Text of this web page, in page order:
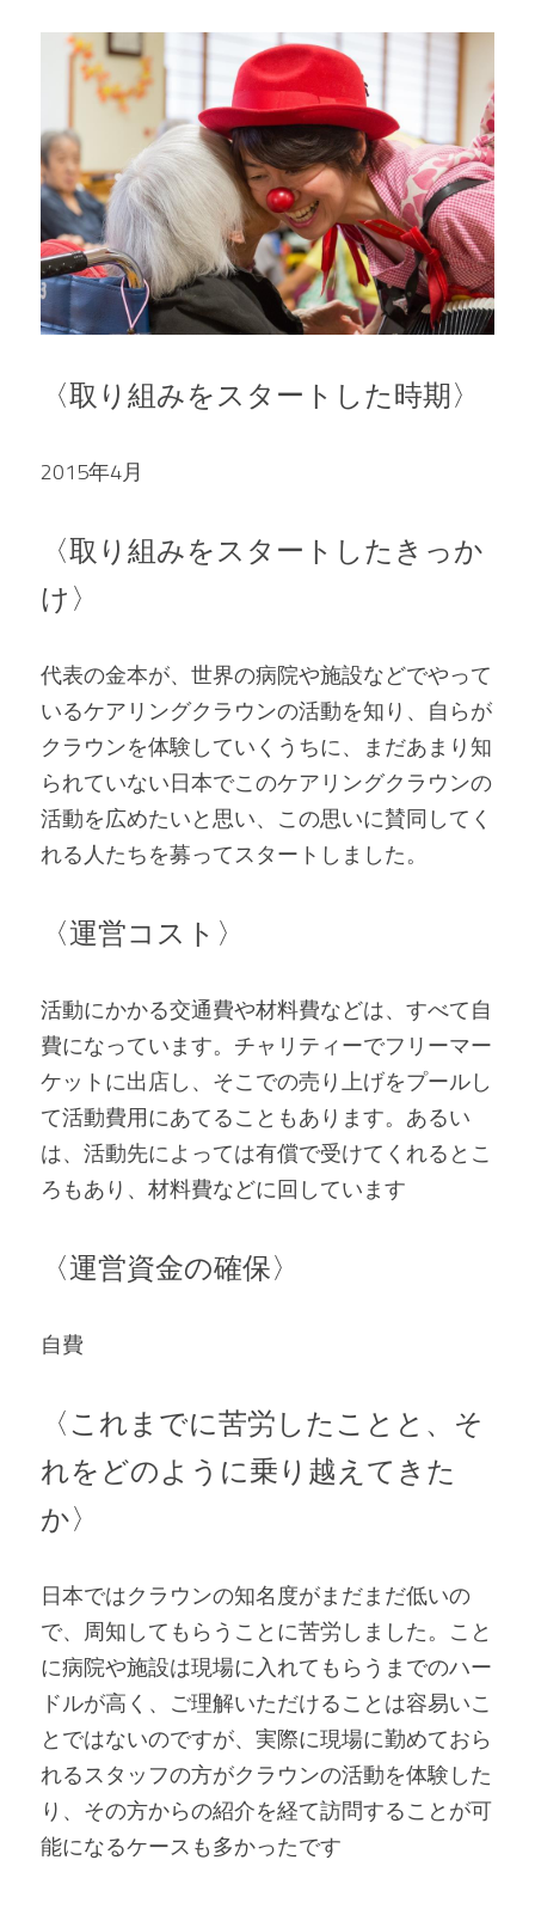
〈取り組みをスタートした時期〉
2015年4月
〈取り組みをスタートしたきっか
け〉
代表の金本が、世界の病院や施設などでやって
いるケアリングクラウンの活動を知り、自らが
クラウンを体験していくうちに、まだあまり知
られていない日本でこのケアリングクラウンの
活動を広めたいと思い、この思いに賛同してく
れる人たちを募ってスタートしました。
〈運営コスト〉
活動にかかる交通費や材料費などは、すべて自
費になっています。チャリティーでフリーマー
ケットに出店し、そこでの売り上げをプールし
て活動費用にあてることもあります。あるい
は、活動先によっては有償で受けてくれるとこ
ろもあり、材料費などに回しています
〈運営資金の確保〉
自費
〈これまでに苦労したことと、そ
れをどのように乗り越えてきた
か〉
日本ではクラウンの知名度がまだまだ低いの
で、周知してもらうことに苦労しました。こと
に病院や施設は現場に入れてもらうまでのハー
ドルが高く、ご理解いただけることは容易いこ
とではないのですが、実際に現場に勤めておら
れるスタッフの方がクラウンの活動を体験した
り、その方からの紹介を経て訪問することが可
能になるケースも多かったです